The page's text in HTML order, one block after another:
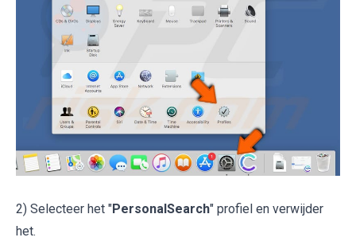
2) Selecteer het "PersonalSearch" profiel en verwijder
het.